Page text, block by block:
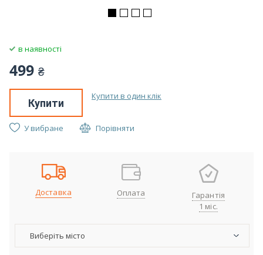
в наявності
499 ₴
Купити
Купити в один клік
У вибране Порівняти
Доставка Оплата
Гарантія
1 міс.
Виберіть місто